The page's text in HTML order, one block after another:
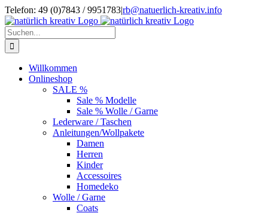
Zum
Inhalt
springen
Telefon: 49 (0)7843 / 9951783|rb@natuerlich-kreativ.info
Suche
nach:
Willkommen
Onlineshop
SALE %
Sale % Modelle
Sale % Wolle / Garne
Lederware / Taschen
Anleitungen/Wollpakete
Damen
Herren
Kinder
Accessoires
Homedeko
Wolle / Garne
Coats